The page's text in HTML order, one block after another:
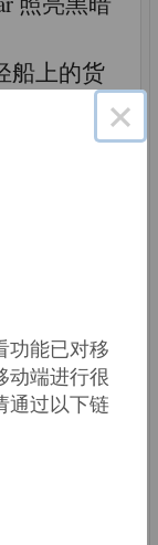
船上的货
的罢工/
船 v.用驳
×
功能已对移
动端进行很
通过以下链